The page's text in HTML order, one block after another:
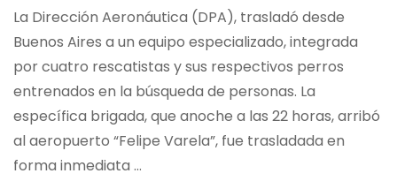
La Dirección Aeronáutica (DPA), trasladó desde
Buenos Aires a un equipo especializado, integrada
por cuatro rescatistas y sus respectivos perros
entrenados en la búsqueda de personas. La
específica brigada, que anoche a las 22 horas, arribó
al aeropuerto “Felipe Varela”, fue trasladada en
forma inmediata …